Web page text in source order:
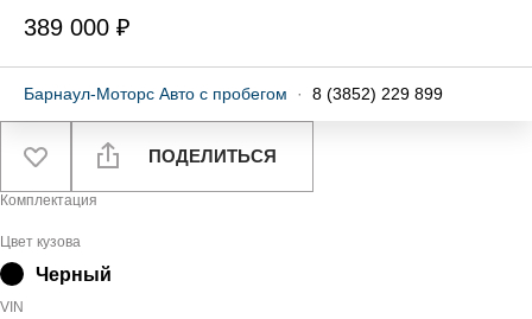
389 000 ₽
Барнаул-Моторс Авто с пробегом · 8 (3852) 229 899
ПОДЕЛИТЬСЯ
Комплектация
Цвет кузова
Черный
VIN